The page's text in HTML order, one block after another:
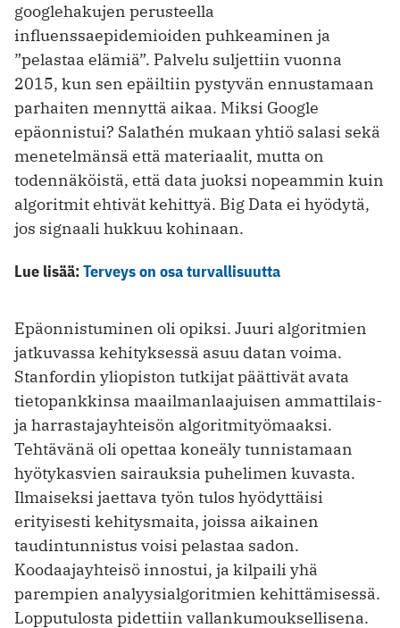
googlehakujen perusteella
influenssaepidemioiden puhkeaminen ja
”pelastaa elämiä”. Palvelu suljettiin vuonna
2015, kun sen epäiltiin pystyvän ennustamaan
parhaiten mennyttä aikaa. Miksi Google
epäonnistui? Salathén mukaan yhtiö salasi sekä
menetelmänsä että materiaalit, mutta on
todennäköistä, että data juoksi nopeammin kuin
algoritmit ehtivät kehittyä. Big Data ei hyödytä,
jos signaali hukkuu kohinaan.
Lue lisää:Terveys on osa turvallisuutta
Epäonnistuminen oli opiksi. Juuri algorit­mien
jatkuvassa ke­hityksessä asuu datan voima.
Stanfordin yliopiston tutkijat päättivät avata
tietopankkinsa maailmanlaajuisen ammattilais-
ja harras­tajayhteisön algoritmityömaaksi.
Tehtävänä oli opettaa koneäly tunnistamaan
hyötykasvien sairauksia puhelimen kuvasta.
Ilmaiseksi jaettava työn tulos hyödyttäisi
erityisesti kehitysmaita, joissa aikainen
taudintunnistus voisi pelastaa sadon.
Koodaajayhteisö innostui, ja kilpaili yhä
parempien analyysialgoritmien kehittämisessä.
Lopputulosta pidettiin vallankumouksellisena.